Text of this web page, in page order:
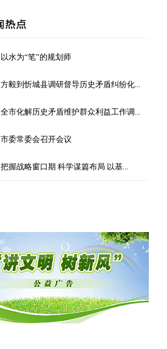
以水为“笔”的规划师
方毅到忻城县调研督导历史矛盾纠纷化...
全市化解历史矛盾维护群众利益工作调...
市委常委会召开会议
把握战略窗口期 科学谋篇布局 以基...